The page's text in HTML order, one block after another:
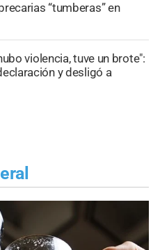
“tumberas” en
violencia, tuve un brote":
y desligó a